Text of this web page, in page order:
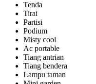
Tenda
Tirai
Partisi
Podium
Misty cool
Ac portable
Tiang antrian
Tiang bendera
Lampu taman